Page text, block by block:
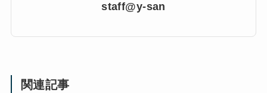
staff@y-san
関連記事